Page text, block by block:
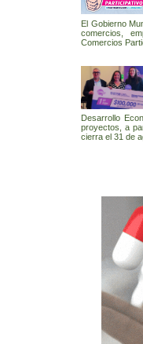
El Gobierno
comercios,
Comercios
Desarrollo
proyectos, a
cierra el 31 de